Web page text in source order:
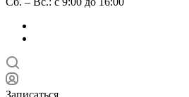
Записаться